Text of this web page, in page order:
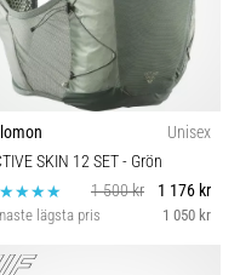
Unisex
SKIN 12 SET- Grön
1 500 kr
1 176 kr
lägsta pris 1 050 kr